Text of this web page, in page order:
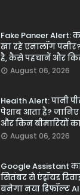
Fake Paneer Alert:
खा रहे एनालॉग
है, कैसे पहचानें और
August 06, 2026
Health Alert: पानी
पेशाब आता है?
और किन बीमारियों
August 06, 2026
Google Assistant
सितंबर से एंड्रॉयड
बनेगा नया डिफॉल्ट